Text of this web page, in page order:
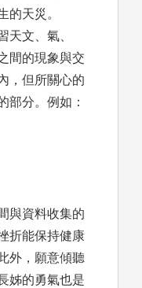
的天災。
天文、氣、
間的現象與交
，但所關心的
部分。例如：
與資料收集的
折能保持健康
外，願意傾聽
姊的勇氣也是